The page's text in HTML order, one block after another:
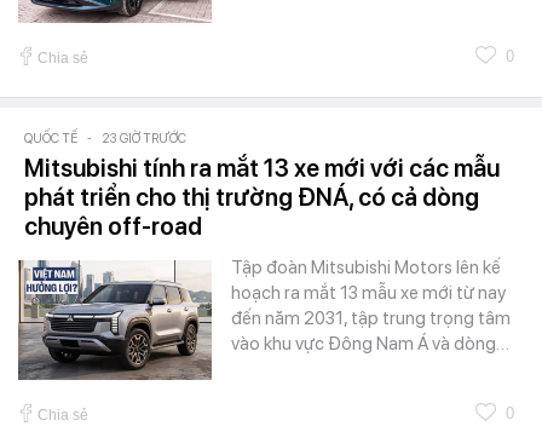
Chia sẻ 0
QUỐC TẾ - 23 GIỜ TRƯỚC
Mitsubishi tính ra mắt 13 xe mới với các mẫu
phát triển cho thị trường ĐNÁ, có cả dòng
chuyên off-road
Tập đoàn Mitsubishi Motors lên kế
hoạch ra mắt 13 mẫu xe mới từ nay
đến năm 2031, tập trung trọng tâm
vào khu vực Đông Nam Á và dòng…
Chia sẻ 0